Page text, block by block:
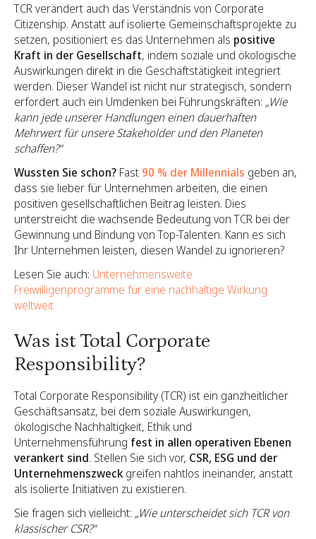
TCR verändert auch das Verständnis von Corporate
Citizenship. Anstatt auf isolierte Gemeinschaftsprojekte zu
setzen, positioniert es das Unternehmen als positive
Kraft in der Gesellschaft, indem soziale und ökologische
Auswirkungen direkt in die Geschäftstätigkeit integriert
werden. Dieser Wandel ist nicht nur strategisch, sondern
erfordert auch ein Umdenken bei Führungskräften: „Wie
kann jede unserer Handlungen einen dauerhaften
Mehrwert für unsere Stakeholder und den Planeten
schaffen?“
Wussten Sie schon? Fast 90 % der Millennials geben an,
dass sie lieber für Unternehmen arbeiten, die einen
positiven gesellschaftlichen Beitrag leisten. Dies
unterstreicht die wachsende Bedeutung von TCR bei der
Gewinnung und Bindung von Top-Talenten. Kann es sich
Ihr Unternehmen leisten, diesen Wandel zu ignorieren?
Lesen Sie auch: Unternehmensweite
Freiwilligenprogramme für eine nachhaltige Wirkung
weltweit
Was ist Total Corporate
Responsibility?
Total Corporate Responsibility (TCR) ist ein ganzheitlicher
Geschäftsansatz, bei dem soziale Auswirkungen,
ökologische Nachhaltigkeit, Ethik und
Unternehmensführung fest in allen operativen Ebenen
verankert sind. Stellen Sie sich vor, CSR, ESG und der
Unternehmenszweck greifen nahtlos ineinander, anstatt
als isolierte Initiativen zu existieren.
Sie fragen sich vielleicht: „Wie unterscheidet sich TCR von
klassischer CSR?“